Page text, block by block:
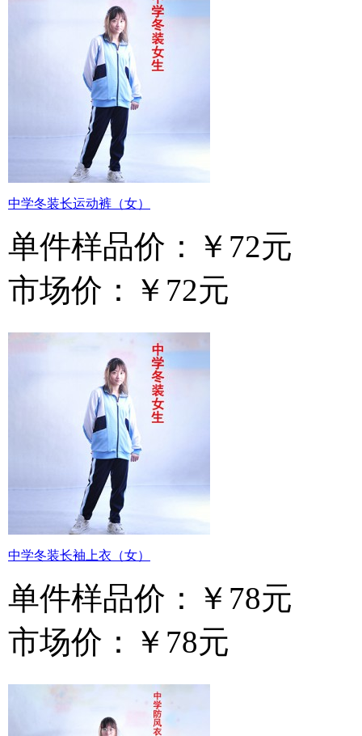
中学冬装长运动裤（女）
单件样品价：
￥72元
市场价：
￥72元
中学冬装长袖上衣（女）
单件样品价：
￥78元
市场价：
￥78元